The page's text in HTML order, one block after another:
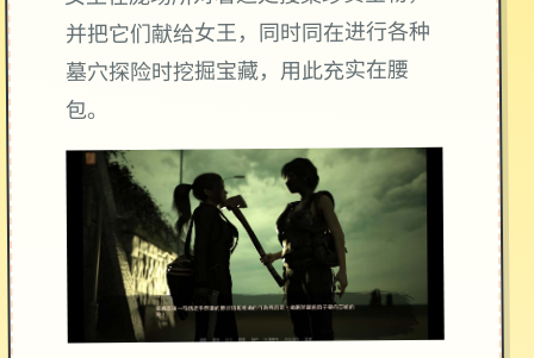
并把它们献给女王，同时同在进行各种
墓穴探险时挖掘宝藏，用此充实在腰
包。